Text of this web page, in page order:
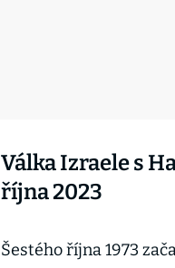
Válka Izraele s
října 2023
Šestého října 1973